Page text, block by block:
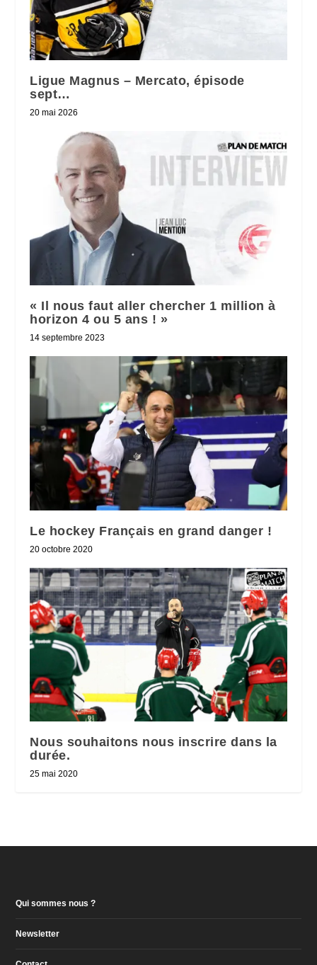
Ligue Magnus – Mercato, épisode
sept…
20 mai 2026
« Il nous faut aller chercher 1 million à
horizon 4 ou 5 ans ! »
14 septembre 2023
Le hockey Français en grand danger !
20 octobre 2020
Nous souhaitons nous inscrire dans la
durée.
25 mai 2020
Qui sommes nous ?
Newsletter